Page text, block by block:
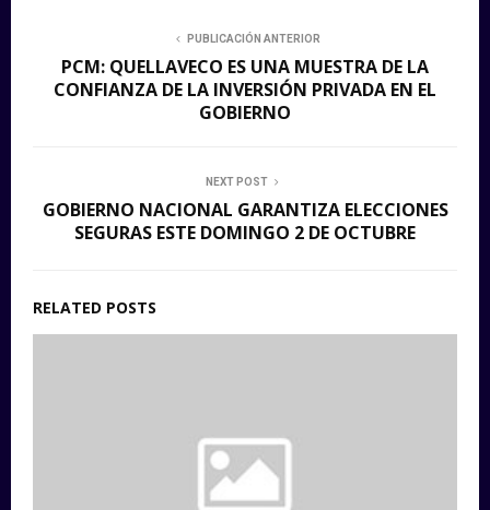
PUBLICACIÓN ANTERIOR
PCM: QUELLAVECO ES UNA MUESTRA DE LA
CONFIANZA DE LA INVERSIÓN PRIVADA EN EL
GOBIERNO
NEXT POST
GOBIERNO NACIONAL GARANTIZA ELECCIONES
SEGURAS ESTE DOMINGO 2 DE OCTUBRE
RELATED POSTS